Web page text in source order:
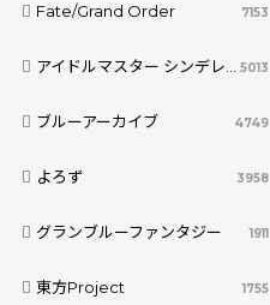
Fate/Grand Order 7153
アイドルマスター シンデレラガールズ 5013
ブルーアーカイブ 4749
よろず 3958
グランブルーファンタジー 1911
東方Project 1755